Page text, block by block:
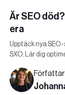
Är SEO
era
Upptäck nya
SXO. Lär dig